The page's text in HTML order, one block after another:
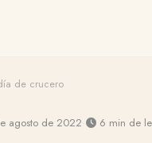
de crucero
agosto de 2022· 6 min de